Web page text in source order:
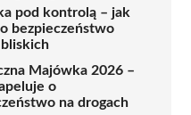
pod kontrolą – jak
bezpieczeństwo
Majówka 2026 –
o
na drogach